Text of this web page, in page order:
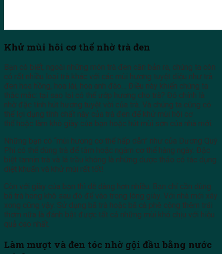
Khử mùi hôi cơ thể nhờ trà đen
Bạn có biết, ngoài những món trà đen căn bản ra, chúng ta còn
có rất nhiều loại trà khác với các mùi hương tuyệt diệu như trà
đen hoa hồng, hoa lài, hoa anh đào… Điều này khiến chúng ta
thắc mắc: tại sao lại có thể ướp hương cho trà? Đó chính là
nhờ đặc tính hút hương tuyệt vời của trà. Và chúng ta cũng có
thể lợi dụng tính chất này của trà đen để khử mùi hôi cơ
thể hoặc làm khô giày của bạn hoặc hút mùi sơn của nhà mới.
Những bạn có “mùi hương cơ thể hấp dẫn” như của Dương Quý
Phi có thể dùng trà để tắm hoặc ngâm cơ thể hàng ngày. Đặc
biệt tannin trà và lá trầu không là những dược thảo có tác dụng
diệt khuẩn và khử mùi rất tốt!
Còn với giày của bạn thì dễ dàng hơn nhiều. Bạn chỉ cần dùng
bã trà hong khô sau đó để vào trong lòng giày. Với nhà mới xây
xong cũng vậy. Sử dụng bã trà hoặc bã cà phê cộng thêm trái
thơm nữa là đánh bật được tất cả những mùi khó chịu với hiệu
quả cao nhất.
Làm mượt và đen tóc nhờ gội đầu bằng nước